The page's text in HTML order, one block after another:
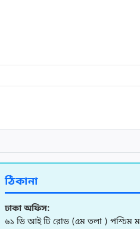
ঠিকানা
ঢাকা অফিস:
৬১ ডি আই টি রোড (৫ম তলা ) পশ্চিম